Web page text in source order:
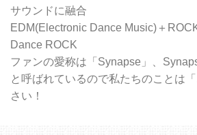
サウンドに融合
EDM(Electronic Dance Music)＋
Dance ROCK
ファンの愛称は「Synapse」、
と呼ばれているので私たちのことは
さい！